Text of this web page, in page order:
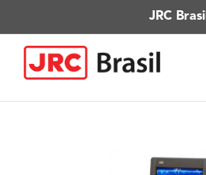
conteúdo
JRC Brasil